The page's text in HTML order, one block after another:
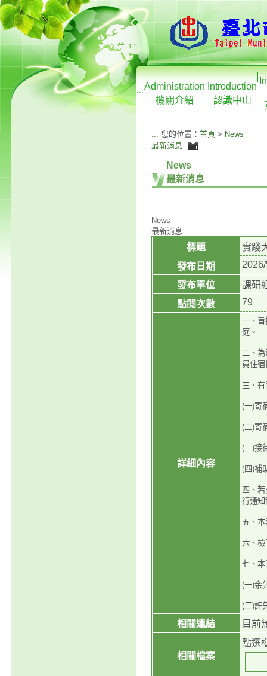
:::
Administration
機關介紹
Introduction
認識中山
::: 您的位置： 首頁 > News
最新消息.
News
最新消息
News
最新消息
標題
實踐
發布日期
發布單位
課研
點閱次數
79
詳細內容
一、旨
庭。
二、為
員住
三、
(一)寄
(二)寄
(三)接
(四)補
四、
行通知
五、
六、檢
七、本
(一)余
(二)許
相關連結 目前
相關檔案
點選